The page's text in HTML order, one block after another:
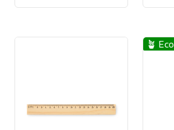
🪴 Eco